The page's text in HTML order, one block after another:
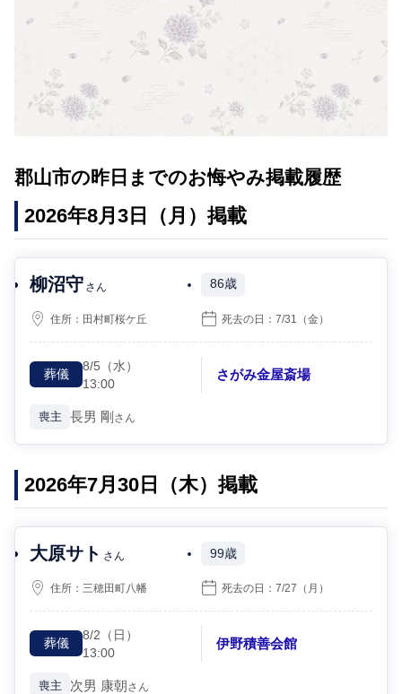
郡山市の昨日までのお悔やみ掲載履歴
2026年8月3日（月）掲載
柳沼守 さん 86歳
住所： 田村町桜ケ丘 死去の日：7/31 （金）
葬儀
8/5 （水）
13:00
さがみ金屋斎場
喪主 長男 剛 さん
2026年7月30日（木）掲載
大原サト さん 99歳
住所： 三穂田町八幡 死去の日：7/27 （月）
葬儀
8/2 （日）
13:00
伊野積善会館
喪主 次男 康朝さん